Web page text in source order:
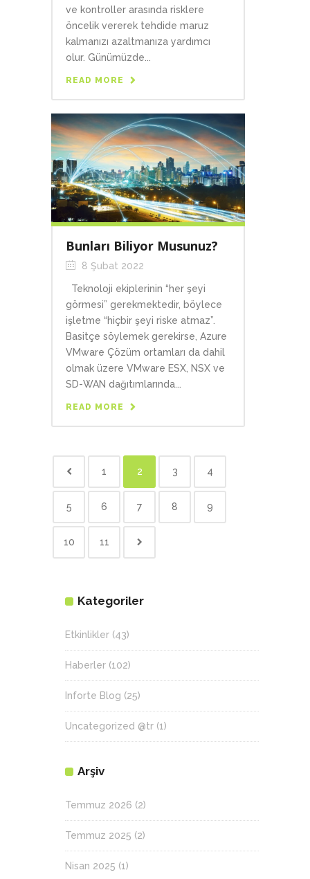
ve kontroller arasında risklere
öncelik vererek tehdide maruz
kalmanızı azaltmanıza yardımcı
olur. Günümüzde...
READ MORE
Bunları Biliyor Musunuz?
8 Şubat 2022
Teknoloji ekiplerinin “her şeyi
görmesi” gerekmektedir, böylece
işletme “hiçbir şeyi riske atmaz”.
Basitçe söylemek gerekirse, Azure
VMware Çözüm ortamları da dahil
olmak üzere VMware ESX, NSX ve
SD-WAN dağıtımlarında...
READ MORE
1 2 3 4
5 6 7 8 9
10 11
Kategoriler
Etkinlikler (43)
Haberler (102)
Inforte Blog (25)
Uncategorized @tr (1)
Arşiv
Temmuz 2026 (2)
Temmuz 2025 (2)
Nisan 2025 (1)